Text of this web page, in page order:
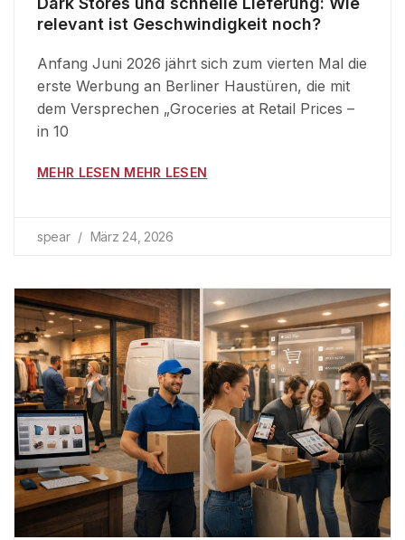
relevant ist Geschwindigkeit noch?
Anfang Juni 2026 jährt sich zum vierten Mal die
erste Werbung an Berliner Haustüren, die mit
dem Versprechen „Groceries at Retail Prices –
in 10
MEHR LESEN MEHR LESEN
spear März 24, 2026